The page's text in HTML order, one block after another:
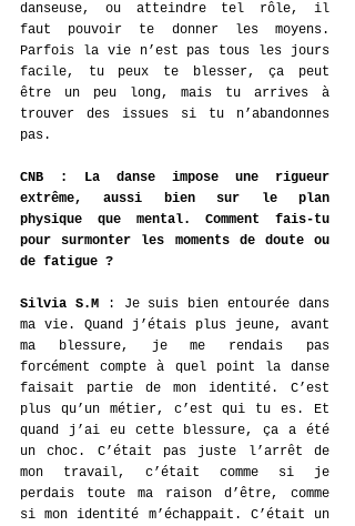
danseuse, ou atteindre tel rôle, il
faut pouvoir te donner les moyens.
Parfois la vie n’est pas tous les jours
facile, tu peux te blesser, ça peut
être un peu long, mais tu arrives à
trouver des issues si tu n’abandonnes
pas.
CNB
: La danse impose une rigueur
extrême, aussi bien sur le plan
physique que mental. Comment fais-tu
pour surmonter les moments de doute ou
de fatigue ?
Silvia S.M :
Je suis bien entourée dans
ma vie. Quand j’étais plus jeune, avant
ma blessure, je me rendais pas
forcément compte à quel point la danse
faisait partie de mon identité. C’est
plus qu’un métier, c’est qui tu es. Et
quand j’ai eu cette blessure, ça a été
un choc. C’était pas juste l’arrêt de
mon travail, c’était comme si je
perdais toute ma raison d’être, comme
si mon identité m’échappait. C’était un